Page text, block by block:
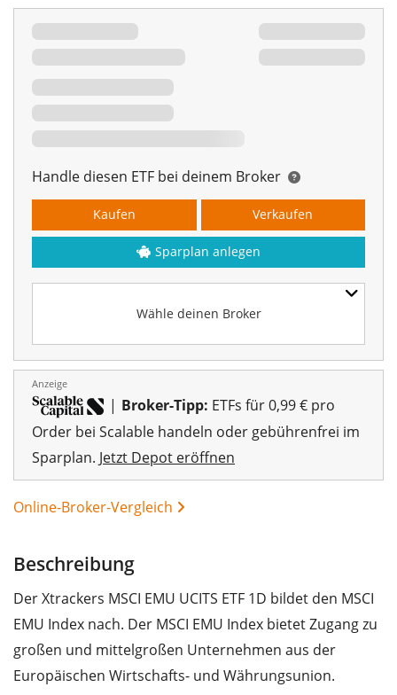
Handle diesen ETF bei deinem Broker
Wähle deinen Broker
Kaufen Verkaufen
Sparplan anlegen
Anzeige
| Broker-Tipp: ETFs für 0,99 € pro
Order bei Scalable handeln oder gebührenfrei im
Sparplan. Jetzt Depot eröffnen
Online-Broker-Vergleich
Beschreibung
Der Xtrackers MSCI EMU UCITS ETF 1D bildet den MSCI
EMU Index nach. Der MSCI EMU Index bietet Zugang zu
großen und mittelgroßen Unternehmen aus der
Europäischen Wirtschafts- und Währungsunion.